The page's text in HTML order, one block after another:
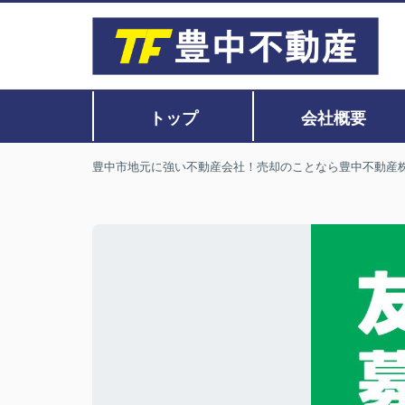
トップ 会社概要
豊中市地元に強い不動産会社！売却のことなら豊中不動産